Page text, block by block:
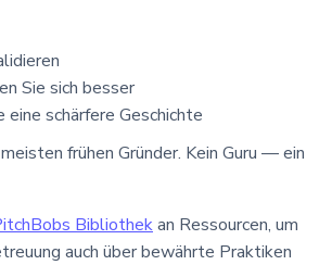
Sie sich besser
eine schärfere Geschichte
frühen Gründer. Kein Guru — ein
Bibliothekan Ressourcen, um
auch über bewährte Praktiken